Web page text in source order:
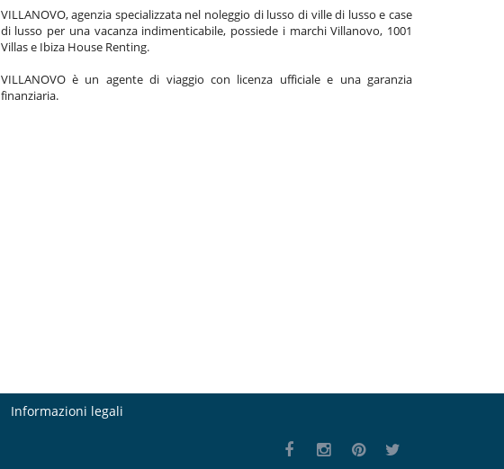
VILLANOVO, agenzia specializzata nel noleggio di lusso di ville di lusso e case
di lusso per una vacanza indimenticabile, possiede i marchi Villanovo, 1001
Villas e Ibiza House Renting.
VILLANOVO è un agente di viaggio con licenza ufficiale e una garanzia
finanziaria.
Informazioni legali